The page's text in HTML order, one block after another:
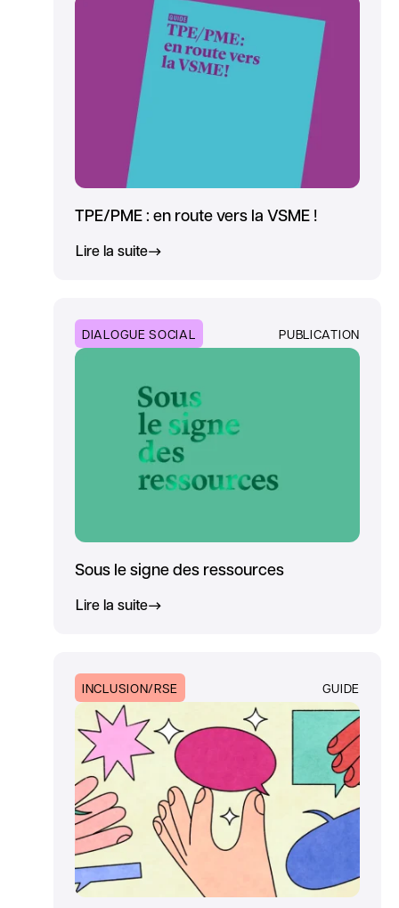
TPE/PME : en route vers la VSME !
Lire la suite
DIALOGUE SOCIAL PUBLICATION
Sous le signe des ressources
Lire la suite
INCLUSION/RSE GUIDE